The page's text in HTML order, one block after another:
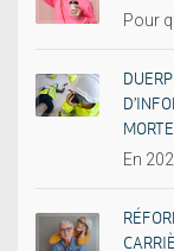
Pour
En